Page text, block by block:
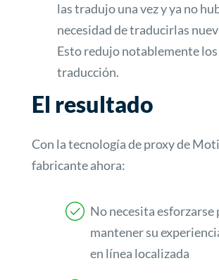
las tradujo una vez y ya no
necesidad de traducirlas
Esto redujo notablemente
traducción.
El resultado
Con la tecnología de proxy de
fabricante ahora:
No necesita esforzarse
mantener su
en línea localizada